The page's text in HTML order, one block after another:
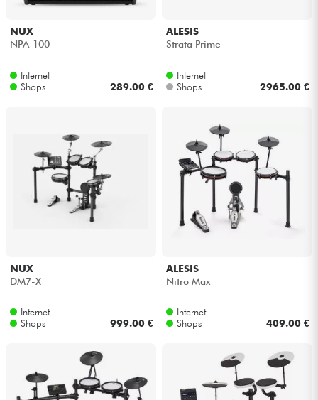
NUX
NPA-100
Internet
Shops
289.00 €
ALESIS
Strata Prime
Internet
Shops
2965.00 €
NUX
DM7-X
Internet
Shops
999.00 €
ALESIS
Nitro Max
Internet
Shops
409.00 €